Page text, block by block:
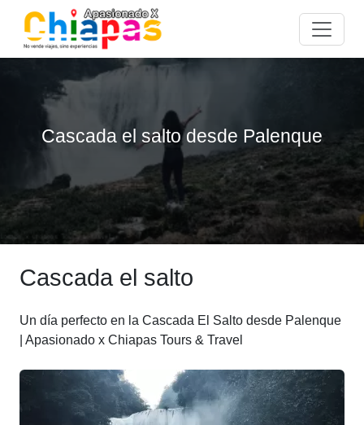
Cascada el salto desde Palenque
Cascada el salto
Un día perfecto en la Cascada El Salto desde Palenque
| Apasionado x Chiapas Tours & Travel